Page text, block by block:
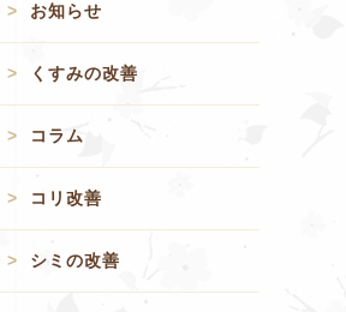
お知らせ
くすみの改善
コラム
コリ改善
シミの改善